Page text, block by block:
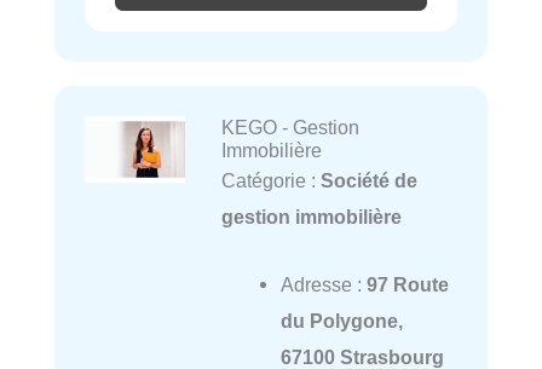
KEGO - Gestion
Immobilière
Catégorie : Société de
gestion immobilière
Adresse : 97 Route
du Polygone,
67100 Strasbourg